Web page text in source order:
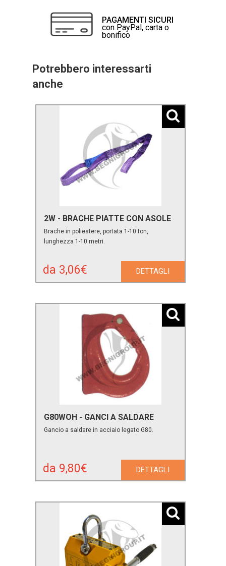
PAGAMENTI SICURI
con PayPal, carta o
bonifico
Potrebbero interessarti
anche
2W - BRACHE PIATTE CON ASOLE
Brache in poliestere, portata 1-10 ton,
lunghezza 1-10 metri.
da 3,06€ DETTAGLI
G80WOH - GANCI A SALDARE
Gancio a saldare in acciaio legato G80.
da 9,80€ DETTAGLI